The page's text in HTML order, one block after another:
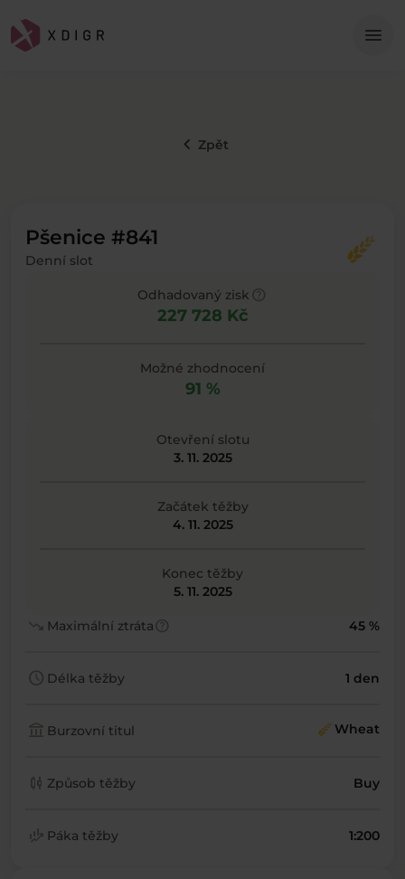
menu
keyboard_arrow_left Zpět
Pšenice #841
Denní slot
Odhadovaný zisk
227 728 Kč
Možné zhodnocení
91 %
Otevření slotu
3. 11. 2025
Začátek těžby
4. 11. 2025
Konec těžby
5. 11. 2025
trending_down Maximální ztrátahelp 45 %
schedule Délka těžby 1 den
account_balance Burzovní titul Wheat
candlestick_chart Způsob těžby Buy
finance_mode Páka těžby 1:200